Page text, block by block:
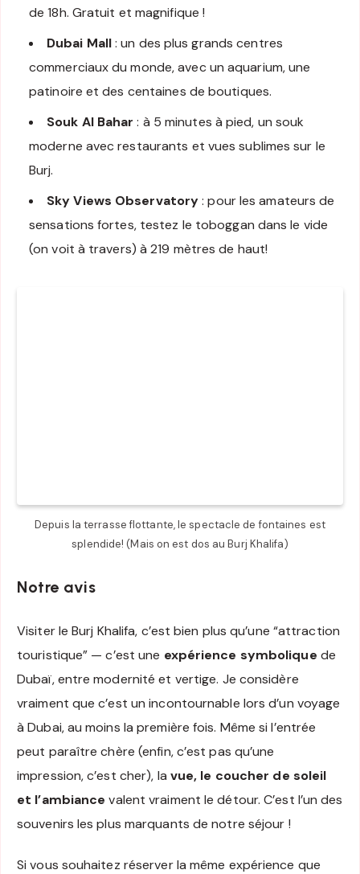
de 18h. Gratuit et magnifique !
Dubai Mall: un des plus grands centres
commerciaux du monde, avec un aquarium, une
patinoire et des centaines de boutiques.
Souk Al Bahar : à 5 minutes à pied, un souk
moderne avec restaurants et vues sublimes sur le
Burj.
Sky Views Observatory: pour les amateurs de
sensations fortes, testez le toboggan dans le vide
(on voit à travers) à 219 mètres de haut!
Depuis la terrasse flottante, le spectacle de fontaines est
splendide! (Mais on est dos au Burj Khalifa)
Notre avis
Visiter le Burj Khalifa, c’est bien plus qu’une “attraction
touristique” — c’est une expérience symbolique de
Dubaï, entre modernité et vertige. Je considère
vraiment que c’est un incontournable lors d’un voyage
à Dubai, au moins la première fois. Même si l’entrée
peut paraître chère (enfin, c’est pas qu’une
impression, c’est cher), la vue, le coucher de soleil
et l’ambiance valent vraiment le détour. C’est l’un des
souvenirs les plus marquants de notre séjour !
Si vous souhaitez réserver la même expérience que